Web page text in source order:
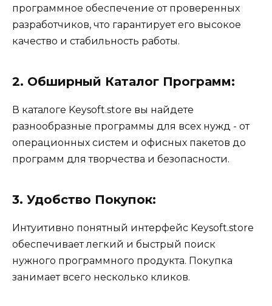
программное обеспечение от проверенных
разработчиков, что гарантирует его высокое
качество и стабильность работы.
2. Обширный Каталог Программ:
В каталоге Keysoft.store вы найдете
разнообразные программы для всех нужд - от
операционных систем и офисных пакетов до
программ для творчества и безопасности.
3. Удобство Покупок:
Интуитивно понятный интерфейс Keysoft.store
обеспечивает легкий и быстрый поиск
нужного программного продукта. Покупка
занимает всего несколько кликов.